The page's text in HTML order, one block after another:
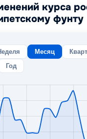
курса
фунту
Месяц
Год